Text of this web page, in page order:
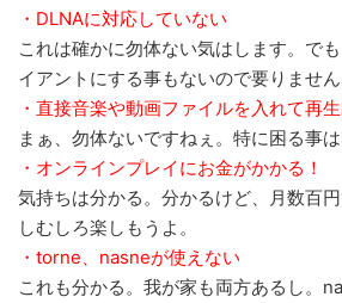
・DLNAに対応していない
これは確かに勿体ない気はします。で
イアントにする事もないので要りません
・直接音楽や動画ファイルを入れて再
まぁ、勿体ないですねぇ。特に困る事は
・オンラインプレイにお金がかかる！
気持ちは分かる。分かるけど、月数百
しむしろ楽しもうよ。
・torne、nasneが使えない
これも分かる。我が家も両方あるし。